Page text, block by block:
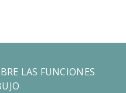
LAS FUNCIONES